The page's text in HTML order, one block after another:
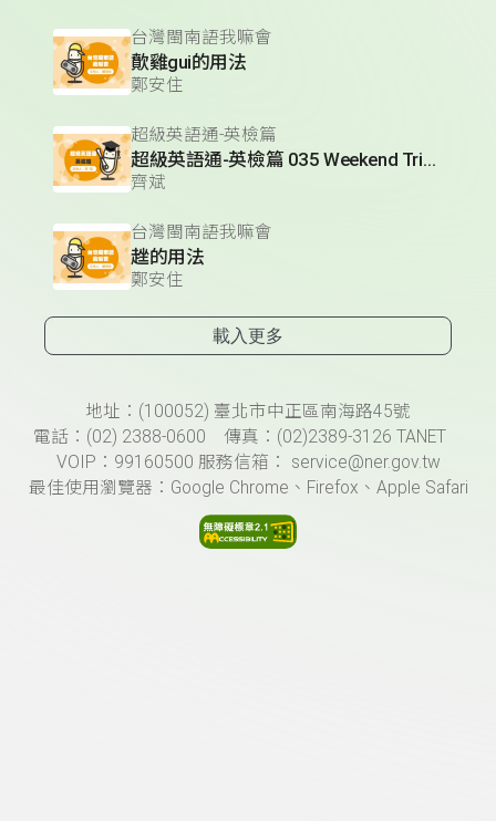
台灣閩南語我嘛會
歕雞gui的用法
鄭安住
超級英語通-英檢篇
超級英語通-英檢篇 035 Weekend Trip- 週末旅遊
齊斌
台灣閩南語我嘛會
趖的用法
鄭安住
載入更多
頁尾資訊地址：(100052) 臺北市中正區南海路45號
電話：(02) 2388-0600 傳真：(02)2389-3126 TANET
VOIP：99160500 服務信箱： service@ner.gov.tw
最佳使用瀏覽器：Google Chrome、Firefox、Apple Safari